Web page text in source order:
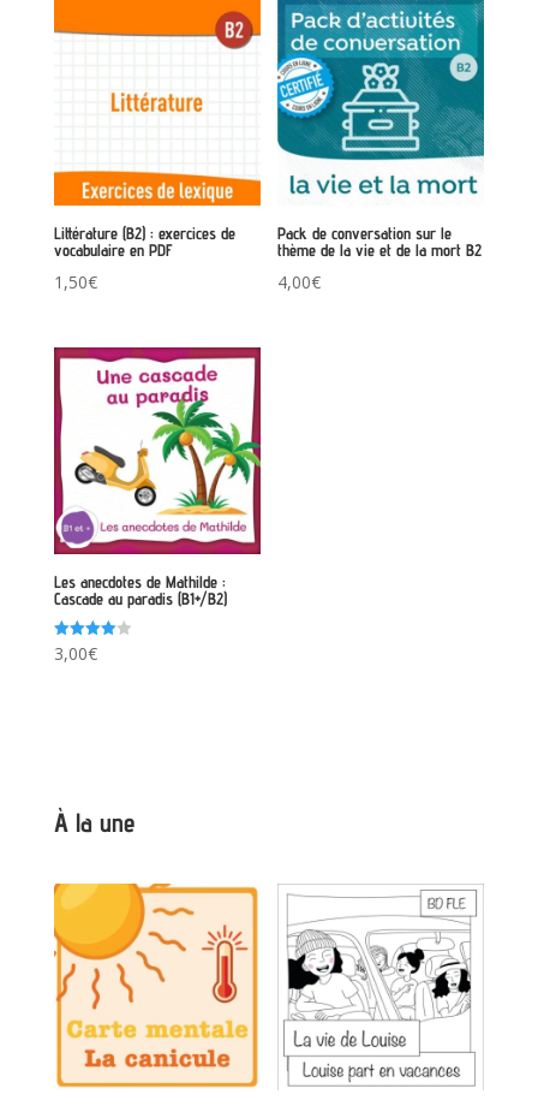
Littérature (B2) : exercices de
vocabulaire en PDF
1,50€
Pack de conversation sur le
thème de la vie et de la mort B2
4,00€
Les anecdotes de Mathilde :
Cascade au paradis (B1+/B2)
Note
4.00
3,00€
À la une